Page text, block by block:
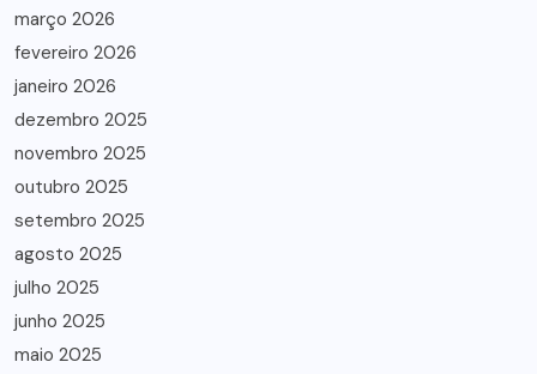
março 2026
fevereiro 2026
janeiro 2026
dezembro 2025
novembro 2025
outubro 2025
setembro 2025
agosto 2025
julho 2025
junho 2025
maio 2025